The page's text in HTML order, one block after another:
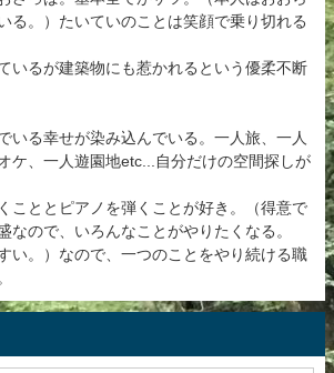
る。）たいていのことは笑顔で乗り切れる
いるが建築物にも惹かれるという優柔不断
いる幸せが染み込んでいる。一人旅、一人
ケ、一人遊園地etc...自分だけの空間探しが
こととピアノを弾くことが好き。（得意で
なので、いろんなことがやりたくなる。
い。）なので、一つのことをやり続ける職